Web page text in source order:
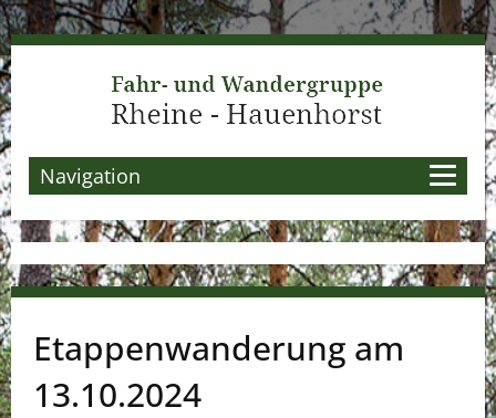
Navigation
Etappenwanderung am
13.10.2024